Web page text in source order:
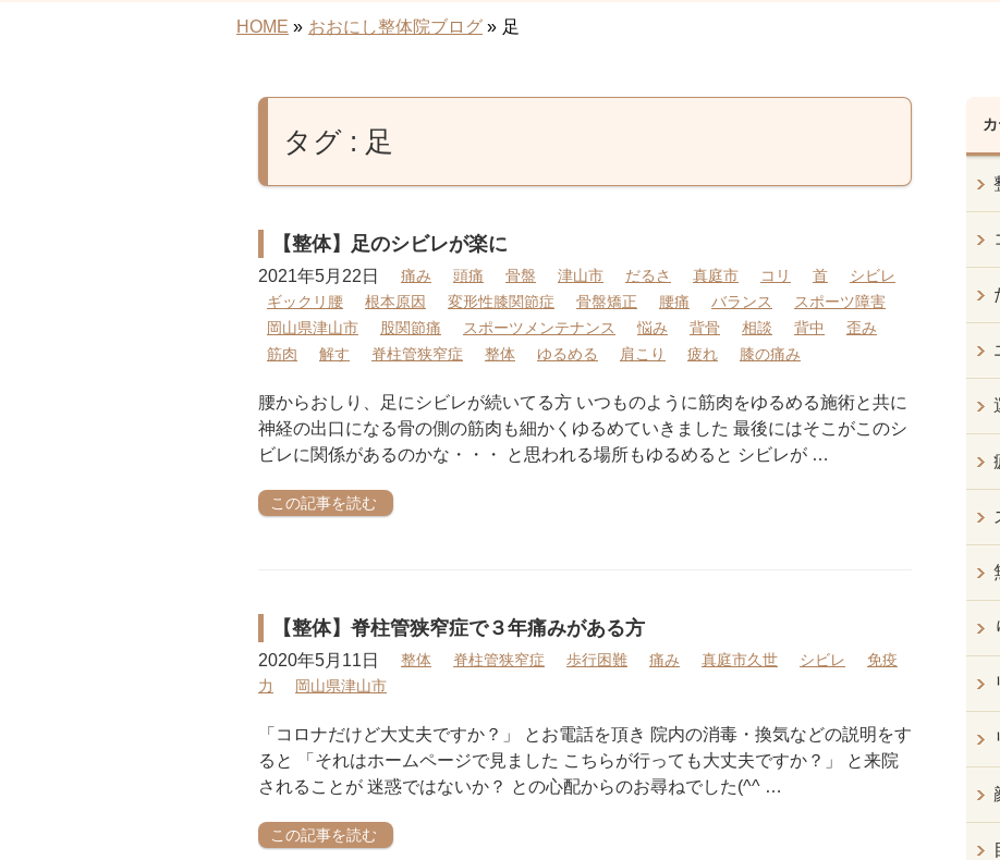
HOME » おおにし整体院ブログ » 足
タグ : 足
【整体】足のシビレが楽に
2021年5月22日 痛み 頭痛 骨盤 津山市 だるさ 真庭市 コリ 首
シビレ
ギックリ腰
根本原因 変形性膝関節症 骨盤矯正 腰痛 バランス
スポーツ障害
岡山県津山市
股関節痛 スポーツメンテナンス 悩み 背骨 相談 背中
歪み
筋肉
解す 脊柱管狭窄症 整体 ゆるめる 肩こり 疲れ 膝の痛み
腰からおしり、足にシビレが続いてる方 いつものように筋肉をゆるめる施術と共に
神経の出口になる骨の側の筋肉も細かくゆるめていきました 最後にはそこがこのシ
ビレに関係があるのかな・・・ と思われる場所もゆるめると シビレが …
この記事を読む
【整体】脊柱管狭窄症で３年痛みがある方
2020年5月11日 整体 脊柱管狭窄症 歩行困難 痛み 真庭市久世 シビレ
免疫
力
岡山県津山市
「コロナだけど大丈夫ですか？」 とお電話を頂き 院内の消毒・換気などの説明をす
ると 「それはホームページで見ました こちらが行っても大丈夫ですか？」 と来院
されることが 迷惑ではないか？ との心配からのお尋ねでした(^^ …
この記事を読む